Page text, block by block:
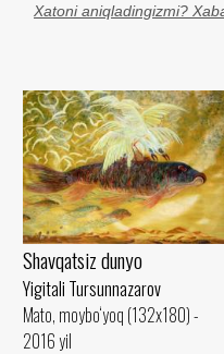
Xatoni aniqladingizmi?
Shavqatsiz dunyo
Yigitali Tursunnazarov
Mato, moybo‘yoq (132x180) -
2016 yil